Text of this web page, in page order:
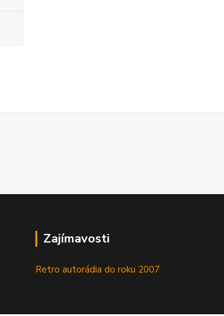
Zajímavosti
Retro autorádia do roku 2007